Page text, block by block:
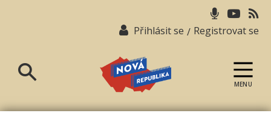
Přihlásit se / Registrovat se
republika
MENU